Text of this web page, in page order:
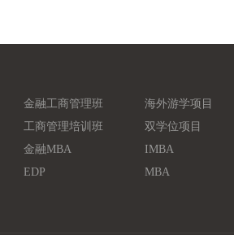
金融工商管理班
海外游学项目
工商管理培训班
双学位项目
金融MBA
IMBA
EDP MBA